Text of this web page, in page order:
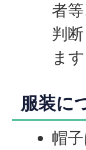
者
判
ます
服装に
帽